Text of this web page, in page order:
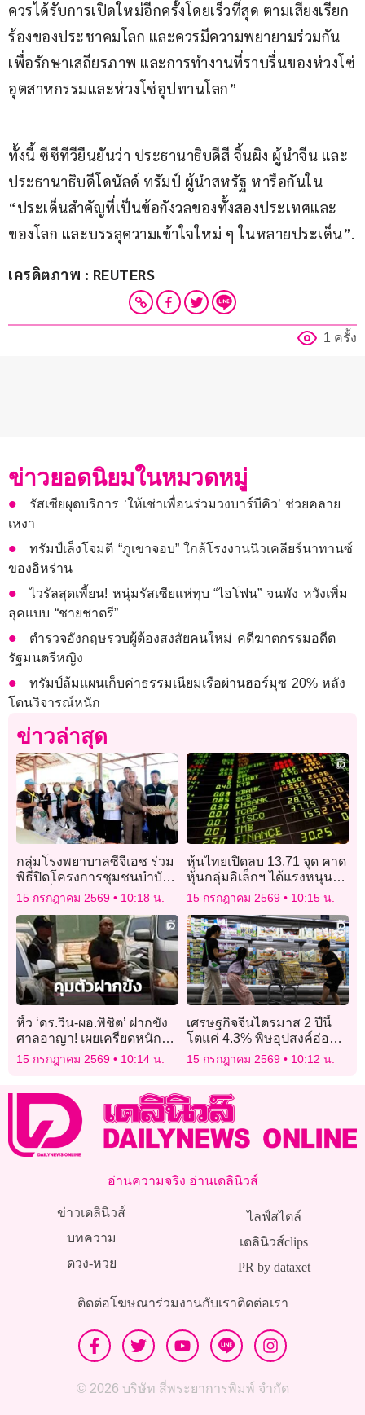
ควรได้รับการเปิดใหม่อีกครั้งโดยเร็วที่สุด ตามเสียงเรียก
ร้องของประชาคมโลก และควรมีความพยายามร่วมกัน
เพื่อรักษาเสถียรภาพ และการทำงานที่ราบรื่นของห่วงโซ่
อุตสาหกรรมและห่วงโซ่อุปทานโลก”
ทั้งนี้ ซีซีทีวียืนยันว่า ประธานาธิบดีสี จิ้นผิง ผู้นำจีน และ
ประธานาธิบดีโดนัลด์ ทรัมป์ ผู้นำสหรัฐ หารือกันใน
“ประเด็นสำคัญที่เป็นข้อกังวลของทั้งสองประเทศและ
ของโลก และบรรลุความเข้าใจใหม่ ๆ ในหลายประเด็น”.
เครดิตภาพ : REUTERS
1 ครั้ง
ข่าวยอดนิยมในหมวดหมู่
รัสเซียผุดบริการ ‘ให้เช่าเพื่อนร่วมวงบาร์บีคิว’ ช่วยคลาย
เหงา
ทรัมป์เล็งโจมตี “ภูเขาจอบ” ใกล้โรงงานนิวเคลียร์นาทานซ์
ของอิหร่าน
ไวรัลสุดเพี้ยน! หนุ่มรัสเซียแห่ทุบ “ไอโฟน” จนพัง หวังเพิ่ม
ลุคแบบ “ชายชาตรี”
ตำรวจอังกฤษรวบผู้ต้องสงสัยคนใหม่ คดีฆาตกรรมอดีต
รัฐมนตรีหญิง
ทรัมป์ล้มแผนเก็บค่าธรรมเนียมเรือผ่านฮอร์มุซ 20% หลัง
โดนวิจารณ์หนัก
ข่าวล่าสุด
กลุ่มโรงพยาบาลซีจีเอช ร่วม
พิธีปิดโครงการชุมชนบำบัด
อย่างยั่งยืน แก้ไขปัญหายา
เสพติดแบบครบวงจร
15 กรกฎาคม 2569 10:18 น.
หุ้นไทยเปิดลบ 13.71 จุด คาด
หุ้นกลุ่มอิเล็กฯ ได้แรงหนุน
ตามหุ้น Tech
15 กรกฎาคม 2569 10:15 น.
หิ้ว ‘ดร.วิน-ผอ.พิชิต’ ฝากขัง
ศาลอาญา! เผยเครียดหนัก
ชวดประกันตัว เจอ 5 ข้อหา
15 กรกฎาคม 2569 10:14 น.
เศรษฐกิจจีนไตรมาส 2 ปีนี้
โตแค่ 4.3% พิษอุปสงค์อ่อน-
สงครามอิหร่านกดดัน
15 กรกฎาคม 2569 10:12 น.
อ่านความจริง อ่านเดลินิวส์
ข่าวเดลินิวส์
บทความ
ดวง-หวย
ไลฟ์สไตล์
เดลินิวส์clips
PR by dataxet
ติดต่อโฆษณาร่วมงานกับเราติดต่อเรา
© 2026 บริษัท สี่พระยาการพิมพ์ จำกัด